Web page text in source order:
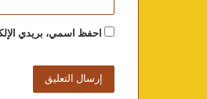
احفظ اسمي، بريدي